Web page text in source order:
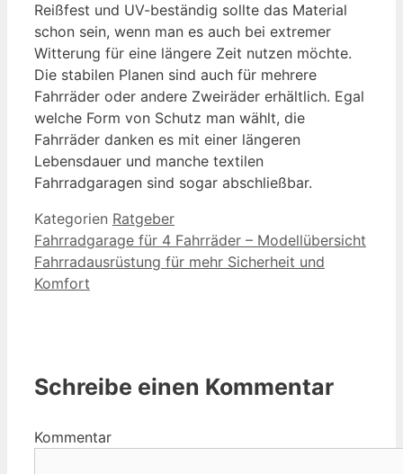
Reißfest und UV-beständig sollte das Material
schon sein, wenn man es auch bei extremer
Witterung für eine längere Zeit nutzen möchte.
Die stabilen Planen sind auch für mehrere
Fahrräder oder andere Zweiräder erhältlich. Egal
welche Form von Schutz man wählt, die
Fahrräder danken es mit einer längeren
Lebensdauer und manche textilen
Fahrradgaragen sind sogar abschließbar.
Kategorien Ratgeber
Fahrradgarage für 4 Fahrräder – Modellübersicht
Fahrradausrüstung für mehr Sicherheit und
Komfort
Schreibe einen Kommentar
Kommentar